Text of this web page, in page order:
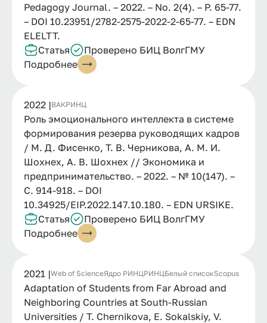
Pedagogy Journal. – 2022. – No. 2(4). – P. 65-77.
– DOI 10.23951/2782-2575-2022-2-65-77. – EDN
ELELTT.
Статья
Проверено БИЦ ВолгГМУ
Подробнее
2022 |ВАКРИНЦ
Роль эмоционального интеллекта в системе
формирования резерва руководящих кадров
/ М. Д. Фисенко, Т. В. Черникова, А. М. И.
Шохнех, А. В. Шохнех // Экономика и
предпринимательство. – 2022. – № 10(147). –
С. 914-918. – DOI
10.34925/EIP.2022.147.10.180. – EDN URSIKE.
Статья
Проверено БИЦ ВолгГМУ
Подробнее
2021 |Web of ScienceЯдро РИНЦРИНЦБелый списокScopus
Adaptation of Students from Far Abroad and
Neighboring Countries at South-Russian
Universities / T. Chernikova, E. Sokalskiy, V.